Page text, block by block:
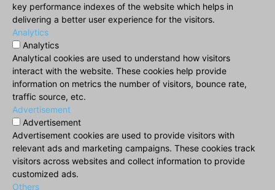
key performance indexes of the website which helps in
delivering a better user experience for the visitors.
Analytics
Analytics
Analytical cookies are used to understand how visitors
interact with the website. These cookies help provide
information on metrics the number of visitors, bounce rate,
traffic source, etc.
Advertisement
Advertisement
Advertisement cookies are used to provide visitors with
relevant ads and marketing campaigns. These cookies track
visitors across websites and collect information to provide
customized ads.
Others